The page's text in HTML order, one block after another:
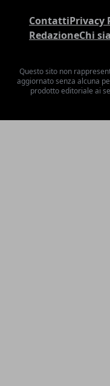
ContattiPrivacy
RedazioneChi
Questo sito non
aggiornato senza alcuna
prodotto editoriale ai